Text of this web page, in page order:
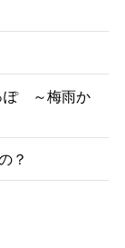
ぽ ～梅雨か
？